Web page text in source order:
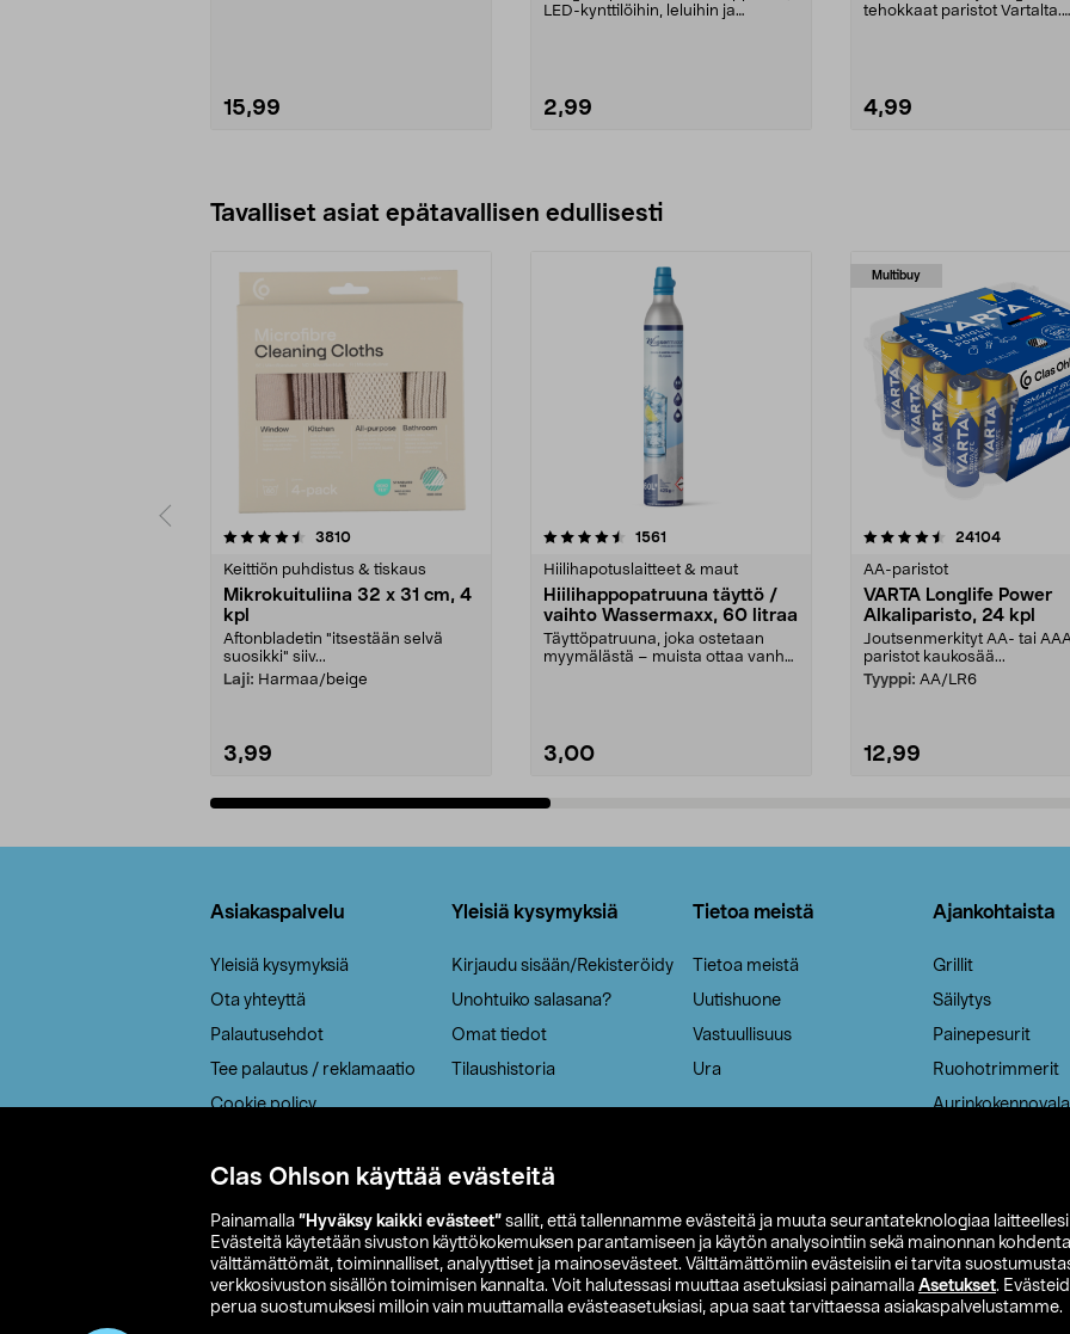
Clas Ohlson käyttää evästeitä
Painamalla ”Hyväksy kaikki evästeet” sallit, että tallennamme evästeitä ja muuta seurantateknologiaa laitteellesi
Evästeitä käytetään sivuston käyttökokemuksen parantamiseen ja käytön analysointiin sekä mainonnan
välttämättömät, toiminnalliset, analyyttiset ja mainosevästeet. Välttämättömiin evästeisiin ei tarvita
verkkosivuston sisällön toimimisen kannalta. Voit halutessasi muuttaa asetuksiasi painamalla Asetukset.
perua suostumuksesi milloin vain muuttamalla evästeasetuksiasi, apua saat tarvittaessa asiakaspalvelustamme.
15,99
LED-kynttilöihin, leluihin ja
2,99
tehokkaat paristot Vartalta.
4,99
Tavalliset asiat epätavallisen edullisesti
3810arvostelut
Keittiön puhdistus & tiskaus
Mikrokuituliina 32 x 31 cm, 4
kpl
Aftonbladetin "itsestään selvä
suosikki" siiv...
Laji: Harmaa/beige
3,99
4.5viidestä
1561
Hiilihapotuslaitteet & maut
Hiilihappopatruuna täyttö /
vaihto Wassermaxx, 60 litraa
Täyttöpatruuna, joka ostetaan
myymälästä – muista ottaa vanha
3,00
Multibuy
4.5viidestä
24104arvostelut
AA-paristot
VARTA Longlife Power
Alkaliparisto, 24 kpl
Joutsenmerkityt AA- tai
paristot kaukosää...
Tyyppi: AA/LR6
12,99
4.5viidestä
Asiakaspalvelu
Yleisiä kysymyksiä
Ota yhteyttä
Palautusehdot
Tee palautus / reklamaatio
Cookie policy
Saavutettavuus
Yleisiä kysymyksiä
Kirjaudu sisään/Rekisteröidy
Unohtuiko salasana?
Omat tiedot
Tilaushistoria
Tietoa meistä
Tietoa meistä
Uutishuone
Vastuullisuus
Ura
Ajankohtaista
Grillit
Säilytys
Painepesurit
Ruohotrimmerit